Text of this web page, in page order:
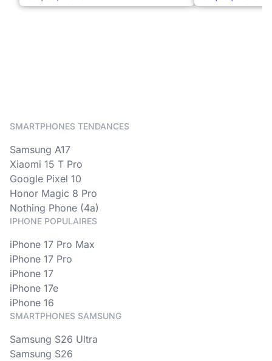
SMARTPHONES TENDANCES
Samsung A17
Xiaomi 15 T Pro
Google Pixel 10
Honor Magic 8 Pro
Nothing Phone (4a)
IPHONE POPULAIRES
iPhone 17 Pro Max
iPhone 17 Pro
iPhone 17
iPhone 17e
iPhone 16
SMARTPHONES SAMSUNG
Samsung S26 Ultra
Samsung S26